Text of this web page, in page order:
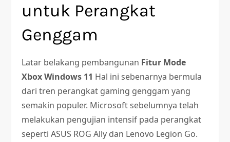
untuk Perangkat
Genggam
Latar belakang pembangunan Fitur Mode
Xbox Windows 11 Hal ini sebenarnya bermula
dari tren perangkat gaming genggam yang
semakin populer. Microsoft sebelumnya telah
melakukan pengujian intensif pada perangkat
seperti ASUS ROG Ally dan Lenovo Legion Go.